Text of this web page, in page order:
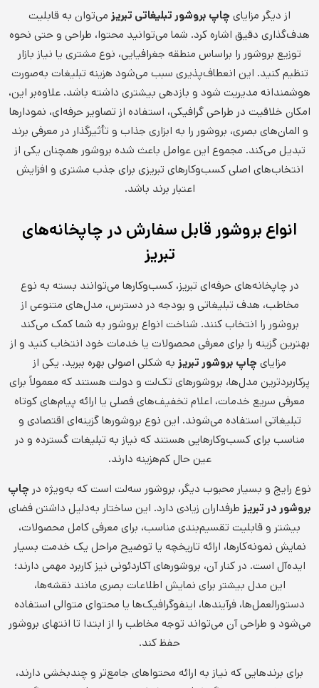
از دیگر مزایایچاپ بروشور تبلیغاتی تبریز می‌توان به قابلیت
هدف‌گذاری دقیق اشاره کرد. شما می‌توانید محتوا، طراحی و حتی نحوه
توزیع بروشور را براساس منطقه جغرافیایی، نوع مشتری یا نیاز بازار
تنظیم کنید. این انعطاف‌پذیری سبب می‌شود هزینه تبلیغات به‌صورت
هوشمندانه مدیریت شود و بازدهی بیشتری داشته باشد. علاوه‌بر این،
امکان خلاقیت در طراحی گرافیکی، استفاده از تصاویر حرفه‌ای، نمودارها
و المان‌های بصری، بروشور را به ابزاری جذاب و تأثیرگذار در معرفی برند
تبدیل می‌کند. مجموع این عوامل باعث شده بروشور همچنان یکی از
انتخاب‌های اصلی کسب‌وکارهای تبریزی برای جذب مشتری و افزایش
اعتبار برند باشد.
انواع بروشور قابل سفارش در چاپخانه‌های
تبریز
در چاپخانه‌های حرفه‌ای تبریز، کسب‌وکارها می‌توانند بسته به نوع
مخاطب، هدف تبلیغاتی و بودجه در دسترس، مدل‌های متنوعی از
بروشور را انتخاب کنند. شناخت انواع بروشور به شما کمک می‌کند
بهترین گزینه را برای معرفی محصولات یا خدمات خود انتخاب کنید و از
مزایایچاپ بروشور تبریز به شکلی اصولی بهره ببرید. یکی از
پرکاربردترین مدل‌ها، بروشورهای تک‌لت و دو‌لت هستند که معمولاً برای
معرفی سریع خدمات، اعلام تخفیف‌های فصلی یا ارائه پیام‌های کوتاه
تبلیغاتی استفاده می‌شوند. این نوع بروشورها گزینه‌ای اقتصادی و
مناسب برای کسب‌وکارهایی هستند که نیاز به تبلیغات گسترده و در
عین حال کم‌هزینه دارند.
نوع رایج و بسیار محبوب دیگر، بروشور سه‌لت است که به‌ویژه در چاپ
بروشور در تبریز طرفداران زیادی دارد. این ساختار به‌دلیل داشتن فضای
بیشتر و قابلیت تقسیم‌بندی مناسب، برای معرفی کامل محصولات،
نمایش نمونه‌کارها، ارائه تاریخچه یا توضیح مراحل یک خدمت بسیار
ایده‌آل است. در کنار آن، بروشورهای آکاردئونی نیز کاربرد مهمی دارند؛
این مدل بیشتر برای نمایش اطلاعات بصری مانند نقشه‌ها،
دستورالعمل‌ها، فرآیندها، اینفوگرافیک‌ها یا محتوای متوالی استفاده
می‌شود و طراحی آن می‌تواند توجه مخاطب را از ابتدا تا انتهای بروشور
حفظ کند.
برای برندهایی که نیاز به ارائه محتواهای جامع‌تر و چندبخشی دارند،